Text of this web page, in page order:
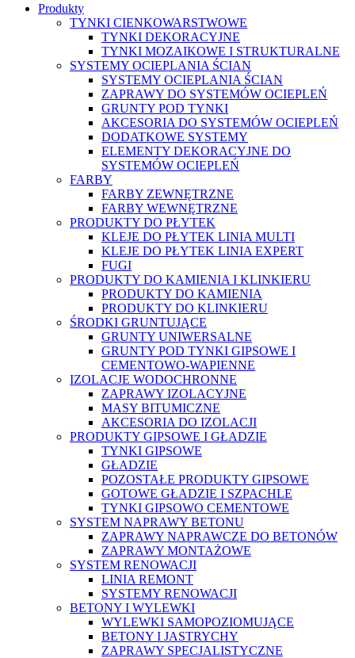
Produkty
TYNKI CIENKOWARSTWOWE
TYNKI DEKORACYJNE
TYNKI MOZAIKOWE I STRUKTURALNE
SYSTEMY OCIEPLANIA ŚCIAN
SYSTEMY OCIEPLANIA ŚCIAN
ZAPRAWY DO SYSTEMÓW OCIEPLEŃ
GRUNTY POD TYNKI
AKCESORIA DO SYSTEMÓW OCIEPLEŃ
DODATKOWE SYSTEMY
ELEMENTY DEKORACYJNE DO
SYSTEMÓW OCIEPLEŃ
FARBY
FARBY ZEWNĘTRZNE
FARBY WEWNĘTRZNE
PRODUKTY DO PŁYTEK
KLEJE DO PŁYTEK LINIA MULTI
KLEJE DO PŁYTEK LINIA EXPERT
FUGI
PRODUKTY DO KAMIENIA I KLINKIERU
PRODUKTY DO KAMIENIA
PRODUKTY DO KLINKIERU
ŚRODKI GRUNTUJĄCE
GRUNTY UNIWERSALNE
GRUNTY POD TYNKI GIPSOWE I
CEMENTOWO-WAPIENNE
IZOLACJE WODOCHRONNE
ZAPRAWY IZOLACYJNE
MASY BITUMICZNE
AKCESORIA DO IZOLACJI
PRODUKTY GIPSOWE I GŁADZIE
TYNKI GIPSOWE
GŁADZIE
POZOSTAŁE PRODUKTY GIPSOWE
GOTOWE GŁADZIE I SZPACHLE
TYNKI GIPSOWO CEMENTOWE
SYSTEM NAPRAWY BETONU
ZAPRAWY NAPRAWCZE DO BETONÓW
ZAPRAWY MONTAŻOWE
SYSTEM RENOWACJI
LINIA REMONT
SYSTEMY RENOWACJI
BETONY I WYLEWKI
WYLEWKI SAMOPOZIOMUJĄCE
BETONY I JASTRYCHY
ZAPRAWY SPECJALISTYCZNE